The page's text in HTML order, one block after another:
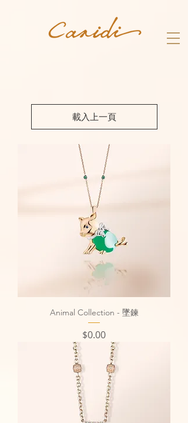
載入上一頁
Animal Collection - 墜鍊
價格
$0.00